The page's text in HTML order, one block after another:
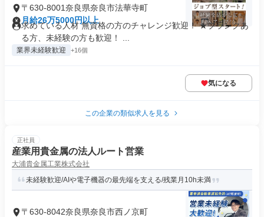
〒630-8001奈良県奈良市法華寺町
月給26万5000円以上
求めている人材 無資格の方のチャレンジ歓迎！ ★ブランクあ
る方、未経験の方も歓迎！ ...
業界未経験歓迎 +16個
気になる
この企業の類似求人を見る
正社員
産業用貴金属の法人ルート営業
大浦貴金属工業株式会社
未経験歓迎/AIや電子機器の最先端を支える/残業月10h未満
〒630-8042奈良県奈良市西ノ京町